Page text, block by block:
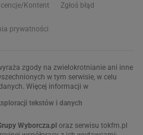
Kontent Zgłoś błąd
prywatności
zgody na zwielokrotnianie ani inne
w tym serwisie, w celu
Więcej informacji w
tekstów i danych
Wyborcza.pl oraz serwisu tokfm.pl